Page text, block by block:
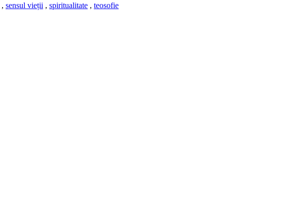
, sensul vieții , spiritualitate , teosofie